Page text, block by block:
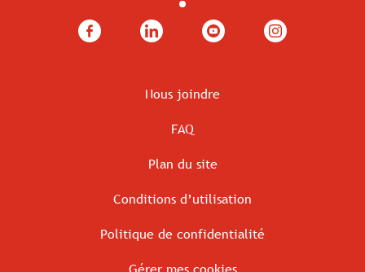
Facebook LinkedIn YouTube Instagram
Nous joindre
FAQ
Plan du site
Conditions d’utilisation
Politique de confidentialité